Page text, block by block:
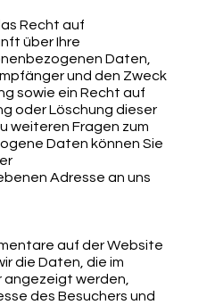
Recht auf
über Ihre
Daten,
und den Zweck
sowie ein Recht auf
oder Löschung dieser
weiteren Fragen zum
Daten können Sie
Adresse an uns
auf der Website
die Daten, die im
angezeigt werden,
des Besuchers und